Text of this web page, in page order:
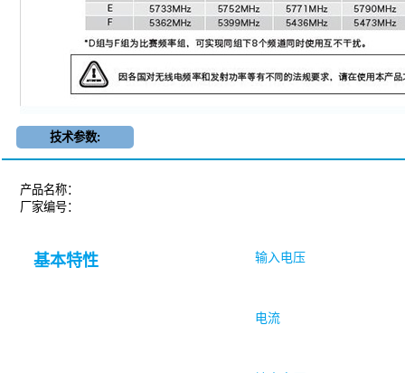
技术参数:
产品名称：
厂家编号：
基本特性 输入电压
电流